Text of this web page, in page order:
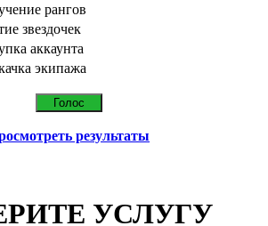
рангов
звездочек
аккаунта
экипажа
результаты
УСЛУГУ